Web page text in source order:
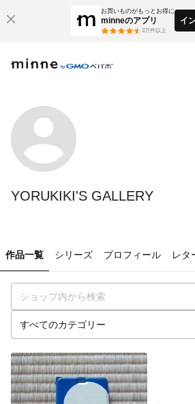
お買いものがもっとお得に
minneのアプリ
3万件以上
イ
YORUKIKI'S GALLERY
作品一覧 シリーズ プロフィール レタ